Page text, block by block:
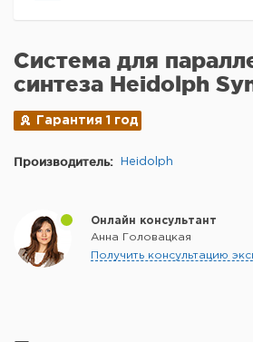
Система для
синтеза Heidolph
Гарантия 1 год
Производитель: Heidolph
Онлайн консультант
Анна Головацкая
Получить консультацию